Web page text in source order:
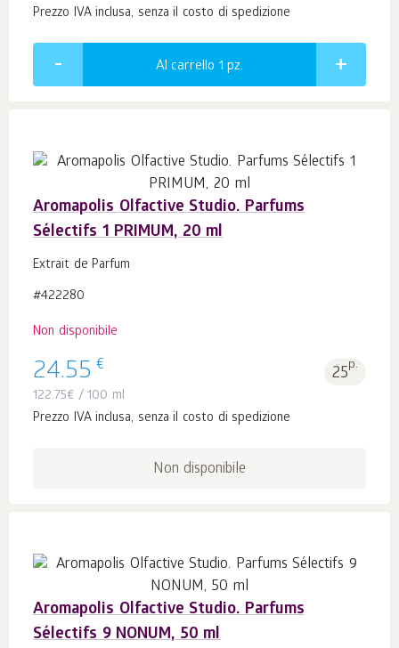
Prezzo IVA inclusa, senza il costo di spedizione
Al carrello 1 pz.
Aromapolis Olfactive Studio. Parfums
Sélectifs 1 PRIMUM, 20 ml
Extrait de Parfum
#422280
Non disponibile
24.55 € 25p.
122.75€ / 100 ml
Prezzo IVA inclusa, senza il costo di spedizione
Non disponibile
Aromapolis Olfactive Studio. Parfums
Sélectifs 9 NONUM, 50 ml